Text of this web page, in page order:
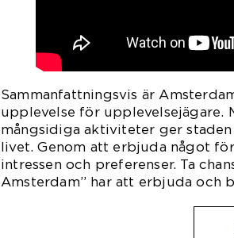
Sammanfattningsvis är
upplevelse för upplevelsejägare.
mångsidiga aktiviteter ger
livet. Genom att erbjuda något
intressen och preferenser. Ta
Amsterdam” har att erbjuda och